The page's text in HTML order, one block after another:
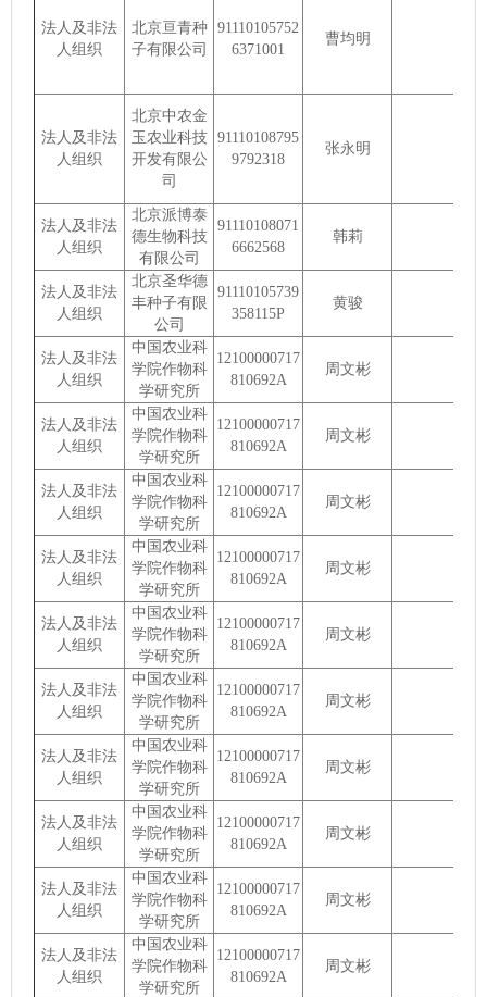
法人及非法
人组织
北京亘青种
子有限公司
91110105752
6371001
曹均明
法人及非法
人组织
北京中农金
玉农业科技
开发有限公
司
91110108795
9792318
张永明
法人及非法
人组织
北京派博泰
德生物科技
有限公司
91110108071
6662568
韩莉
法人及非法
人组织
北京圣华德
丰种子有限
公司
91110105739
358115P
黄骏
法人及非法
人组织
中国农业科
学院作物科
学研究所
12100000717
810692A
周文彬
法人及非法
人组织
中国农业科
学院作物科
学研究所
12100000717
810692A
周文彬
法人及非法
人组织
中国农业科
学院作物科
学研究所
12100000717
810692A
周文彬
法人及非法
人组织
中国农业科
学院作物科
学研究所
12100000717
810692A
周文彬
法人及非法
人组织
中国农业科
学院作物科
学研究所
12100000717
810692A
周文彬
法人及非法
人组织
中国农业科
学院作物科
学研究所
12100000717
810692A
周文彬
法人及非法
人组织
中国农业科
学院作物科
学研究所
12100000717
810692A
周文彬
法人及非法
人组织
中国农业科
学院作物科
学研究所
12100000717
810692A
周文彬
法人及非法
人组织
中国农业科
学院作物科
学研究所
12100000717
810692A
周文彬
法人及非法
人组织
中国农业科
学院作物科
学研究所
12100000717
810692A
周文彬